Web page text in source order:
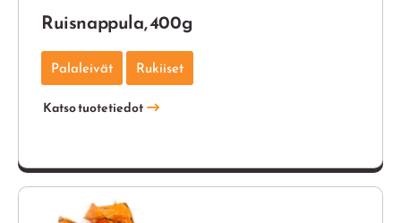
Ruisnappula, 400g
Palaleivät Rukiiset
Katso tuotetiedot